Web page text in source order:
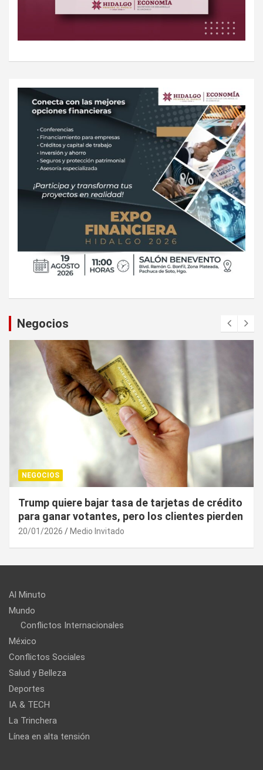
Negocios
NEGOCIOS
¿Cuál es el “arma nuclear económica” que la
UE puede utilizar contra EU?
20/01/2026 Medio Invitado
Al Minuto
Mundo
Conflictos Internacionales
México
Conflictos Sociales
Salud y Belleza
Deportes
IA & TECH
La Trinchera
Línea en alta tensión